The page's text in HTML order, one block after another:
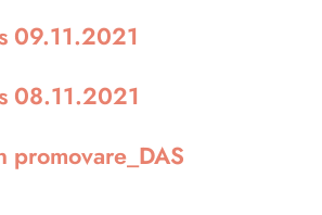
09.11.2021
08.11.2021
promovare_DAS